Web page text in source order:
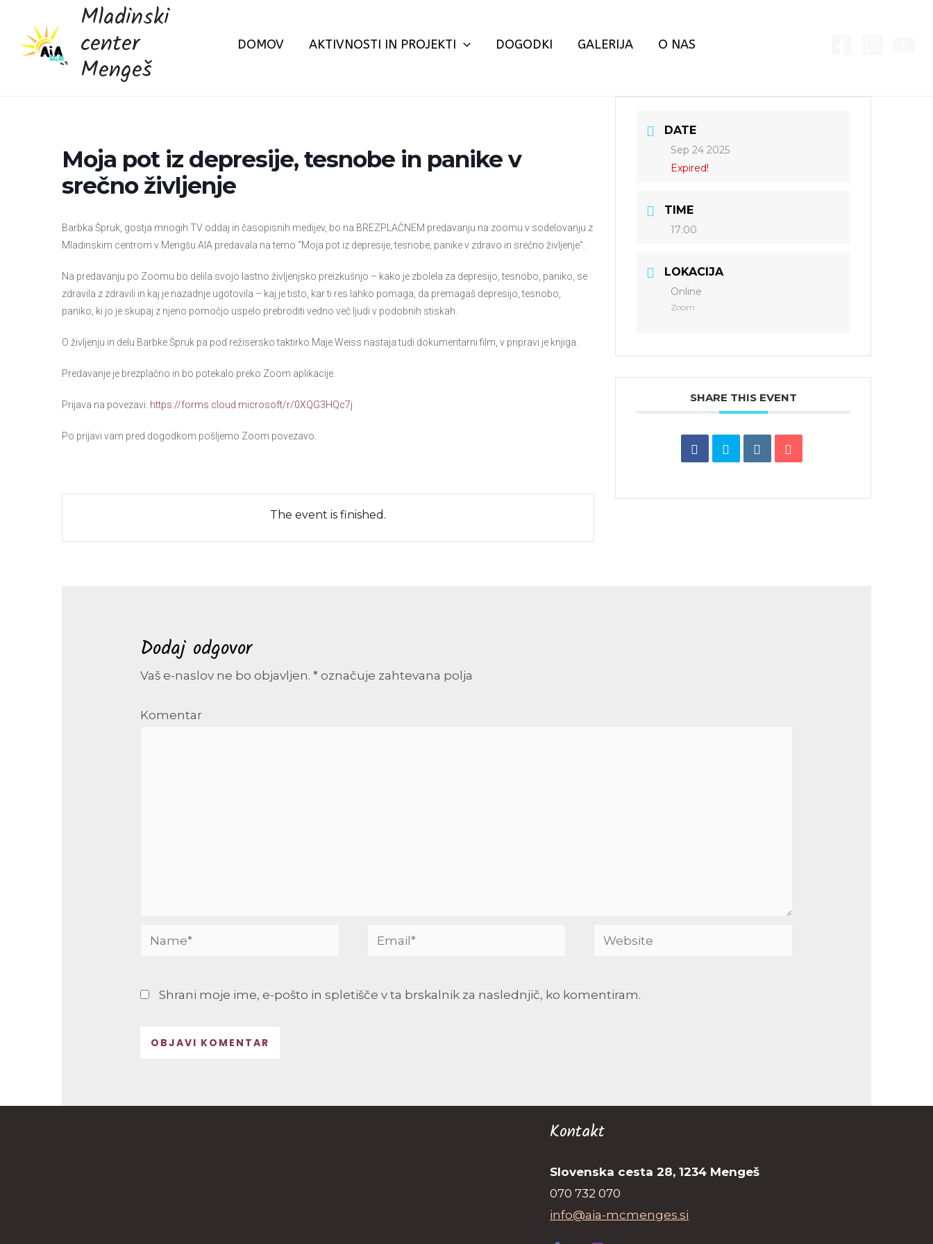
content
Mladinski
center
Mengeš
DOMOV AKTIVNOSTI IN PROJEKTI DOGODKI GALERIJA O NAS
Moja pot iz depresije, tesnobe in panike v
srečno življenje
Barbka Špruk, gostja mnogih TV oddaj in časopisnih medijev, bo na BREZPLAČNEM predavanju na zoomu v sodelovanju z
Mladinskim centrom v Mengšu AIA predavala na temo “Moja pot iz depresije, tesnobe, panike v zdravo in srečno življenje”.
Na predavanju po Zoomu bo delila svojo lastno življenjsko preizkušnjo – kako je zbolela za depresijo, tesnobo, paniko, se
zdravila z zdravili in kaj je nazadnje ugotovila – kaj je tisto, kar ti res lahko pomaga, da premagaš depresijo, tesnobo,
paniko, ki jo je skupaj z njeno pomočjo uspelo prebroditi vedno več ljudi v podobnih stiskah.
O življenju in delu Barbke Špruk pa pod režisersko taktirko Maje Weiss nastaja tudi dokumentarni film, v pripravi je knjiga.
Predavanje je brezplačno in bo potekalo preko Zoom aplikacije.
Prijava na povezavi: https://forms.cloud.microsoft/r/0XQG3HQc7j
Po prijavi vam pred dogodkom pošljemo Zoom povezavo.
The event is finished.
DATE
Sep 24 2025
Expired!
TIME
17:00
LOKACIJA
Online
Zoom
SHARE THIS EVENT
Dodaj odgovor
Vaš e-naslov ne bo objavljen. * označuje zahtevana polja
Komentar
Name* Email* Website
Shrani moje ime, e-pošto in spletišče v ta brskalnik za naslednjič, ko komentiram.
Kontakt
Slovenska cesta 28, 1234 Mengeš
070 732 070
info@aia-mcmenges.si